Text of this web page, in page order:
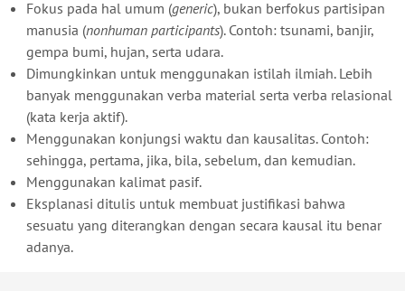
Fokus pada hal umum (generic), bukan berfokus partisipan
manusia (nonhuman participants). Contoh: tsunami, banjir,
gempa bumi, hujan, serta udara.
Dimungkinkan untuk menggunakan istilah ilmiah. Lebih
banyak menggunakan verba material serta verba relasional
(kata kerja aktif).
Menggunakan konjungsi waktu dan kausalitas. Contoh:
sehingga, pertama, jika, bila, sebelum, dan kemudian.
Menggunakan kalimat pasif.
Eksplanasi ditulis untuk membuat justifikasi bahwa
sesuatu yang diterangkan dengan secara kausal itu benar
adanya.